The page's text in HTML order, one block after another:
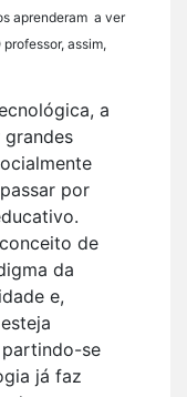
aprenderam a ver
assim,
a
por
de
da
e,
se
já faz